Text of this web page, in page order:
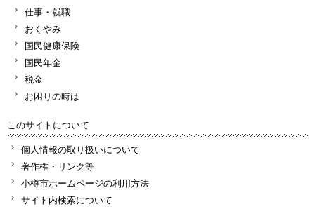
仕事・就職
おくやみ
国民健康保険
国民年金
税金
お困りの時は
このサイトについて
個人情報の取り扱いについて
著作権・リンク等
小樽市ホームページの利用方法
サイト内検索について